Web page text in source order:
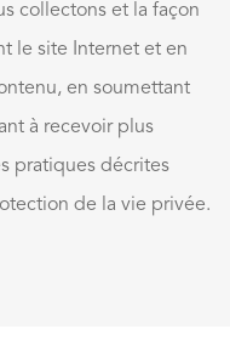
collectons et la façon
le site Internet et en
en soumettant
à recevoir plus
pratiques décrites
de la vie privée.